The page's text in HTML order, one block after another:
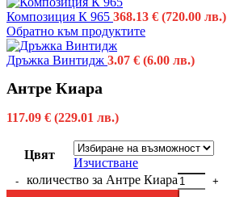
Композиция К 965 368.13 € (720.00 лв.)
Обратно към продуктите
Дръжка Винтидж 3.07 € (6.00 лв.)
Антре Киара
117.09 € (229.01 лв.)
Цвят
Изчистване
количество за Антре Киара